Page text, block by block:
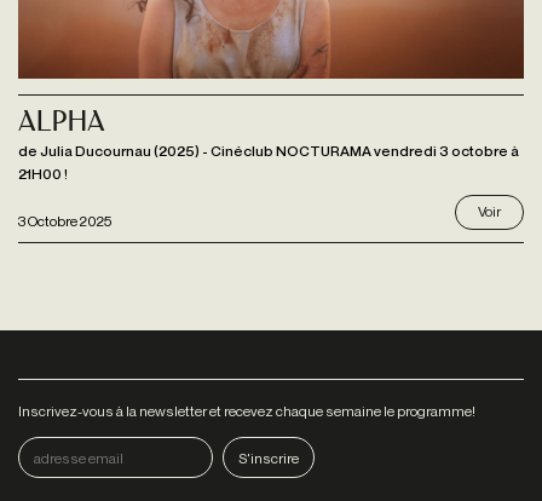
3 Octobre 2025
Alpha
de Julia Ducournau (2025) - Cinéclub NOCTURAMA vendredi 3 octobre à
21H00 !
Voir
Inscrivez-vous à la newsletter et recevez chaque semaine le programme!